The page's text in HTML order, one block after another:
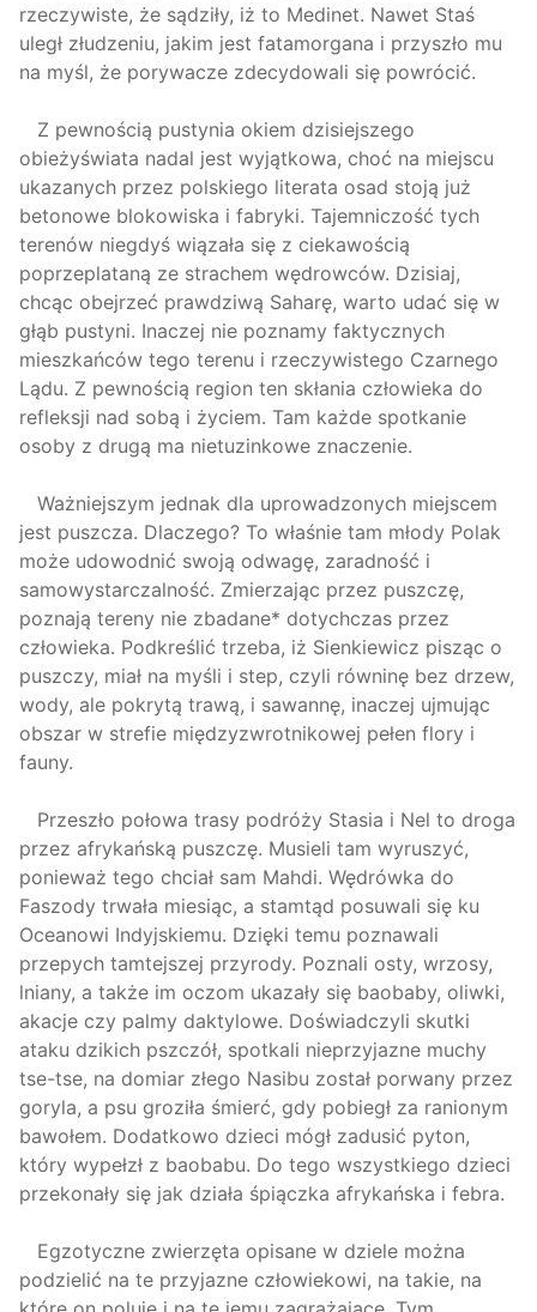
rzeczywiste, że sądziły, iż to Medinet. Nawet Staś
uległ złudzeniu, jakim jest fatamorgana i przyszło mu
na myśl, że porywacze zdecydowali się powrócić.
Z pewnością pustynia okiem dzisiejszego
obieżyświata nadal jest wyjątkowa, choć na miejscu
ukazanych przez polskiego literata osad stoją już
betonowe blokowiska i fabryki. Tajemniczość tych
terenów niegdyś wiązała się z ciekawością
poprzeplataną ze strachem wędrowców. Dzisiaj,
chcąc obejrzeć prawdziwą Saharę, warto udać się w
głąb pustyni. Inaczej nie poznamy faktycznych
mieszkańców tego terenu i rzeczywistego Czarnego
Lądu. Z pewnością region ten skłania człowieka do
refleksji nad sobą i życiem. Tam każde spotkanie
osoby z drugą ma nietuzinkowe znaczenie.
Ważniejszym jednak dla uprowadzonych miejscem
jest puszcza. Dlaczego? To właśnie tam młody Polak
może udowodnić swoją odwagę, zaradność i
samowystarczalność. Zmierzając przez puszczę,
poznają tereny nie zbadane* dotychczas przez
człowieka. Podkreślić trzeba, iż Sienkiewicz pisząc o
puszczy, miał na myśli i step, czyli równinę bez drzew,
wody, ale pokrytą trawą, i sawannę, inaczej ujmując
obszar w strefie międzyzwrotnikowej pełen flory i
fauny.
Przeszło połowa trasy podróży Stasia i Nel to droga
przez afrykańską puszczę. Musieli tam wyruszyć,
ponieważ tego chciał sam Mahdi. Wędrówka do
Faszody trwała miesiąc, a stamtąd posuwali się ku
Oceanowi Indyjskiemu. Dzięki temu poznawali
przepych tamtejszej przyrody. Poznali osty, wrzosy,
lniany, a także im oczom ukazały się baobaby, oliwki,
akacje czy palmy daktylowe. Doświadczyli skutki
ataku dzikich pszczół, spotkali nieprzyjazne muchy
tse-tse, na domiar złego Nasibu został porwany przez
goryla, a psu groziła śmierć, gdy pobiegł za ranionym
bawołem. Dodatkowo dzieci mógł zadusić pyton,
który wypełzł z baobabu. Do tego wszystkiego dzieci
przekonały się jak działa śpiączka afrykańska i febra.
Egzotyczne zwierzęta opisane w dziele można
podzielić na te przyjazne człowiekowi, na takie, na